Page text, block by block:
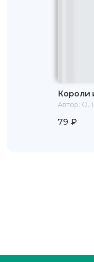
Короли
Автор: О.
79 ₽